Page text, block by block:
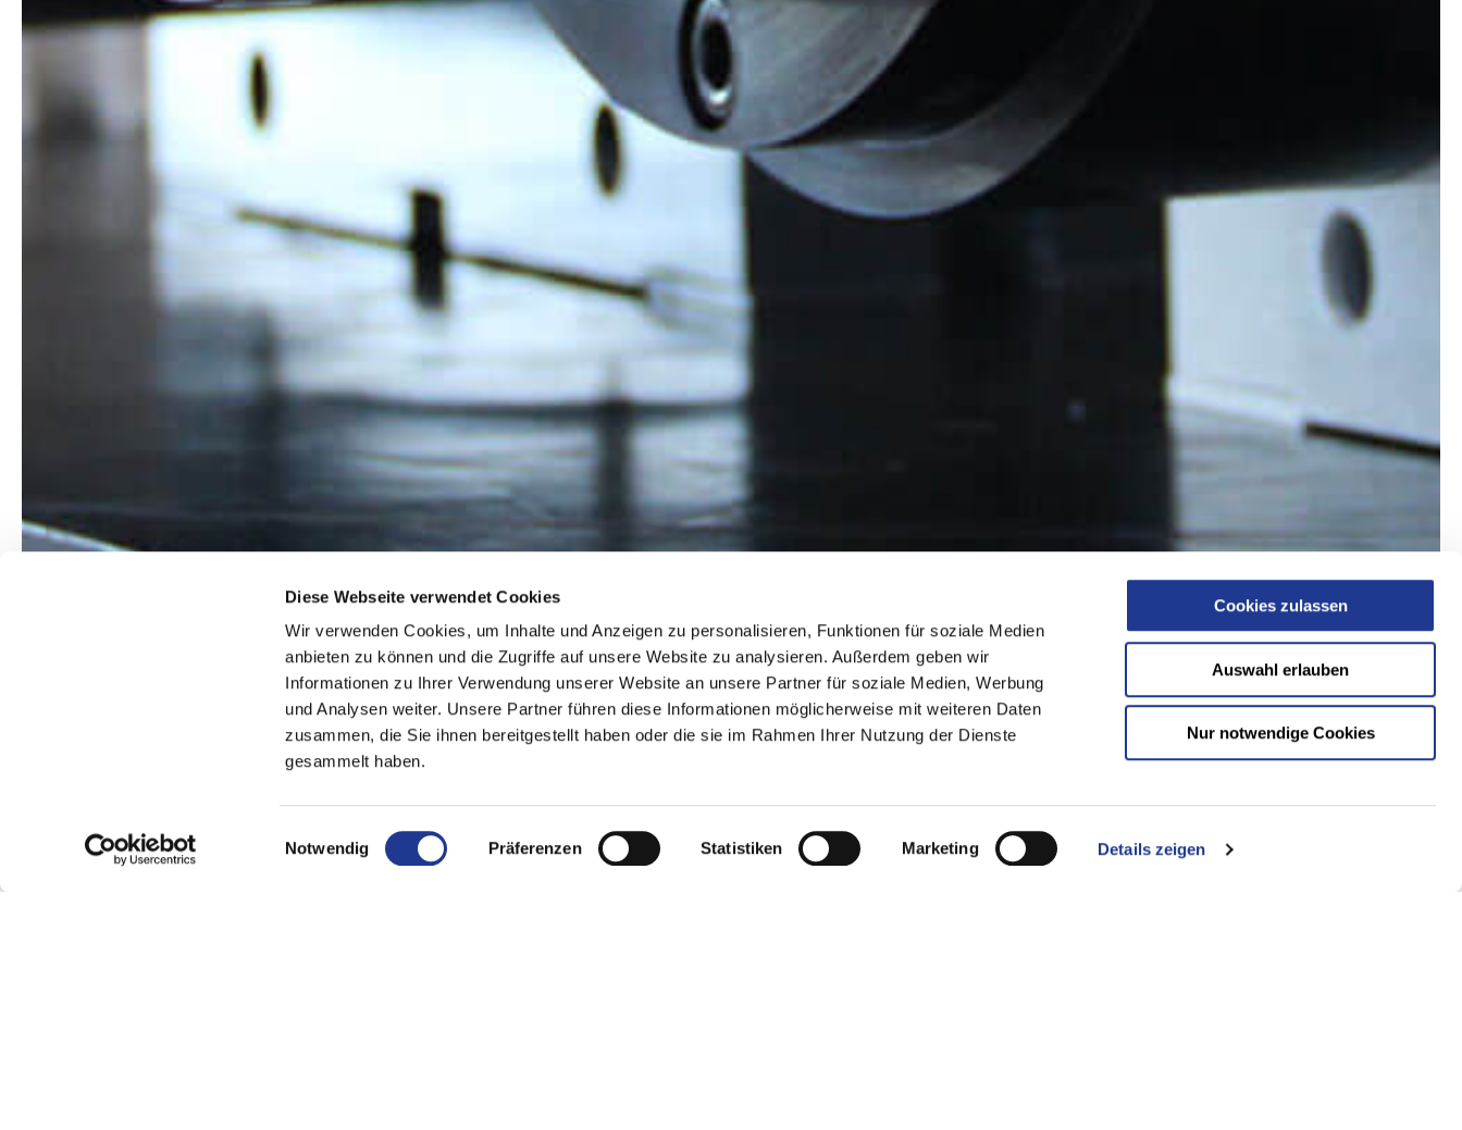
Diese Webseite verwendet Cookies
Wir verwenden Cookies, um Inhalte und Anzeigen zu personalisieren, Funktionen für soziale Medien
anbieten zu können und die Zugriffe auf unsere Website zu analysieren. Außerdem geben wir
Informationen zu Ihrer Verwendung unserer Website an unsere Partner für soziale Medien, Werbung
und Analysen weiter. Unsere Partner führen diese Informationen möglicherweise mit weiteren Daten
zusammen, die Sie ihnen bereitgestellt haben oder die sie im Rahmen Ihrer Nutzung der Dienste
gesammelt haben.
Einwilligungsauswahl
Notwendig Präferenzen Statistiken Marketing Details zeigen
Cookies zulassen
Auswahl erlauben
Nur notwendige Cookies
MOTOR SPINDLES
The heart of your
machine - our motor
spindles